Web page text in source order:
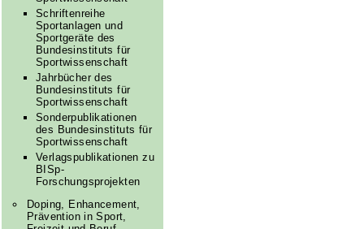
Schriftenreihe
Sportanlagen und
Sportgeräte des
Bundesinstituts für
Sportwissenschaft
Jahrbücher des
Bundesinstituts für
Sportwissenschaft
Sonderpublikationen
des Bundesinstituts für
Sportwissenschaft
Verlagspublikationen zu
BISp-
Forschungsprojekten
Doping, Enhancement,
Prävention in Sport,